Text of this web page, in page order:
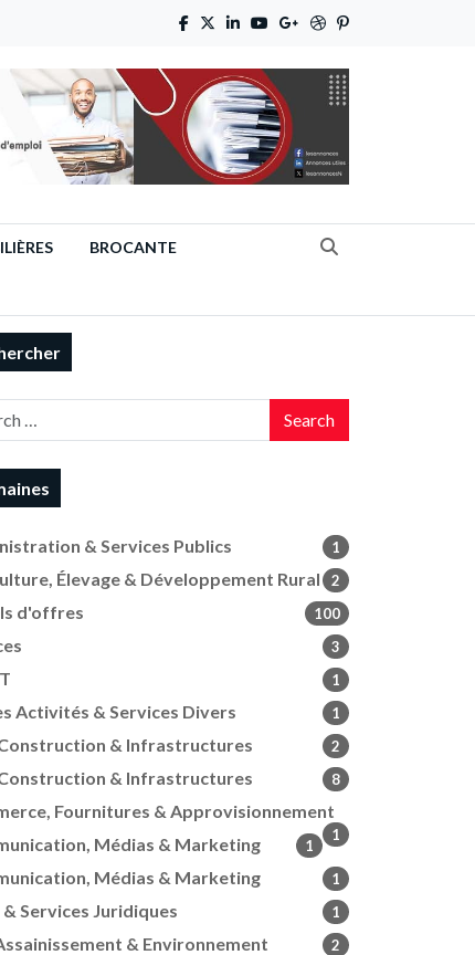
BROCANTE
Search
& Services Publics 1
Élevage & Développement Rural 2
d'offres 100
3
1
Activités & Services Divers 1
& Infrastructures 2
& Infrastructures 8
Fournitures & Approvisionnement
1
Médias & Marketing 1
Médias & Marketing 1
Services Juridiques 1
& Environnement 2